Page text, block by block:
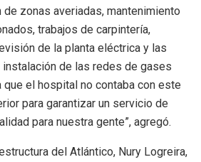
zonas averiadas, mantenimiento
trabajos de carpintería,
de la planta eléctrica y las
de las redes de gases
el hospital no contaba con este
para garantizar un servicio de
para nuestra gente”, agregó.
del Atlántico, Nury Logreira,